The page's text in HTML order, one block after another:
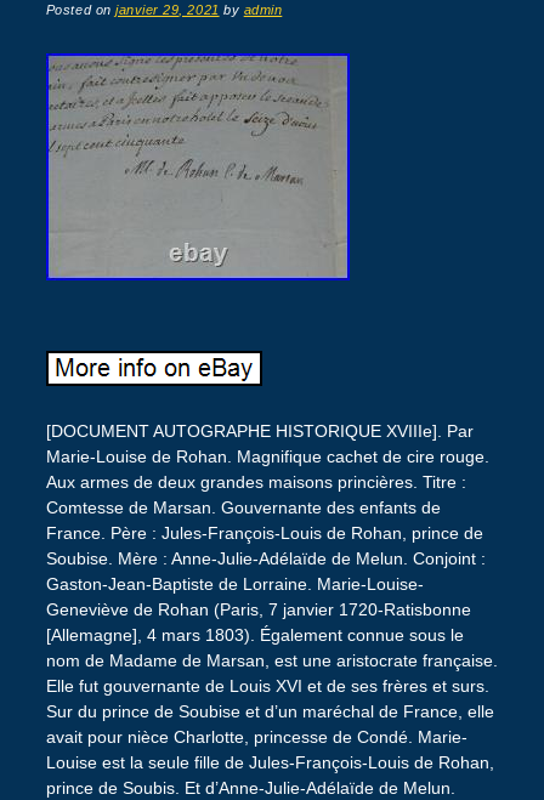
Posted onjanvier 29, 2021 by admin
[DOCUMENT AUTOGRAPHE HISTORIQUE XVIIIe]. Par
Marie-Louise de Rohan. Magnifique cachet de cire rouge.
Aux armes de deux grandes maisons princières. Titre :
Comtesse de Marsan. Gouvernante des enfants de
France. Père : Jules-François-Louis de Rohan, prince de
Soubise. Mère : Anne-Julie-Adélaïde de Melun. Conjoint :
Gaston-Jean-Baptiste de Lorraine. Marie-Louise-
Geneviève de Rohan (Paris, 7 janvier 1720-Ratisbonne
[Allemagne], 4 mars 1803). Également connue sous le
nom de Madame de Marsan, est une aristocrate française.
Elle fut gouvernante de Louis XVI et de ses frères et surs.
Sur du prince de Soubise et d’un maréchal de France, elle
avait pour nièce Charlotte, princesse de Condé. Marie-
Louise est la seule fille de Jules-François-Louis de Rohan,
prince de Soubis. Et d’Anne-Julie-Adélaïde de Melun.